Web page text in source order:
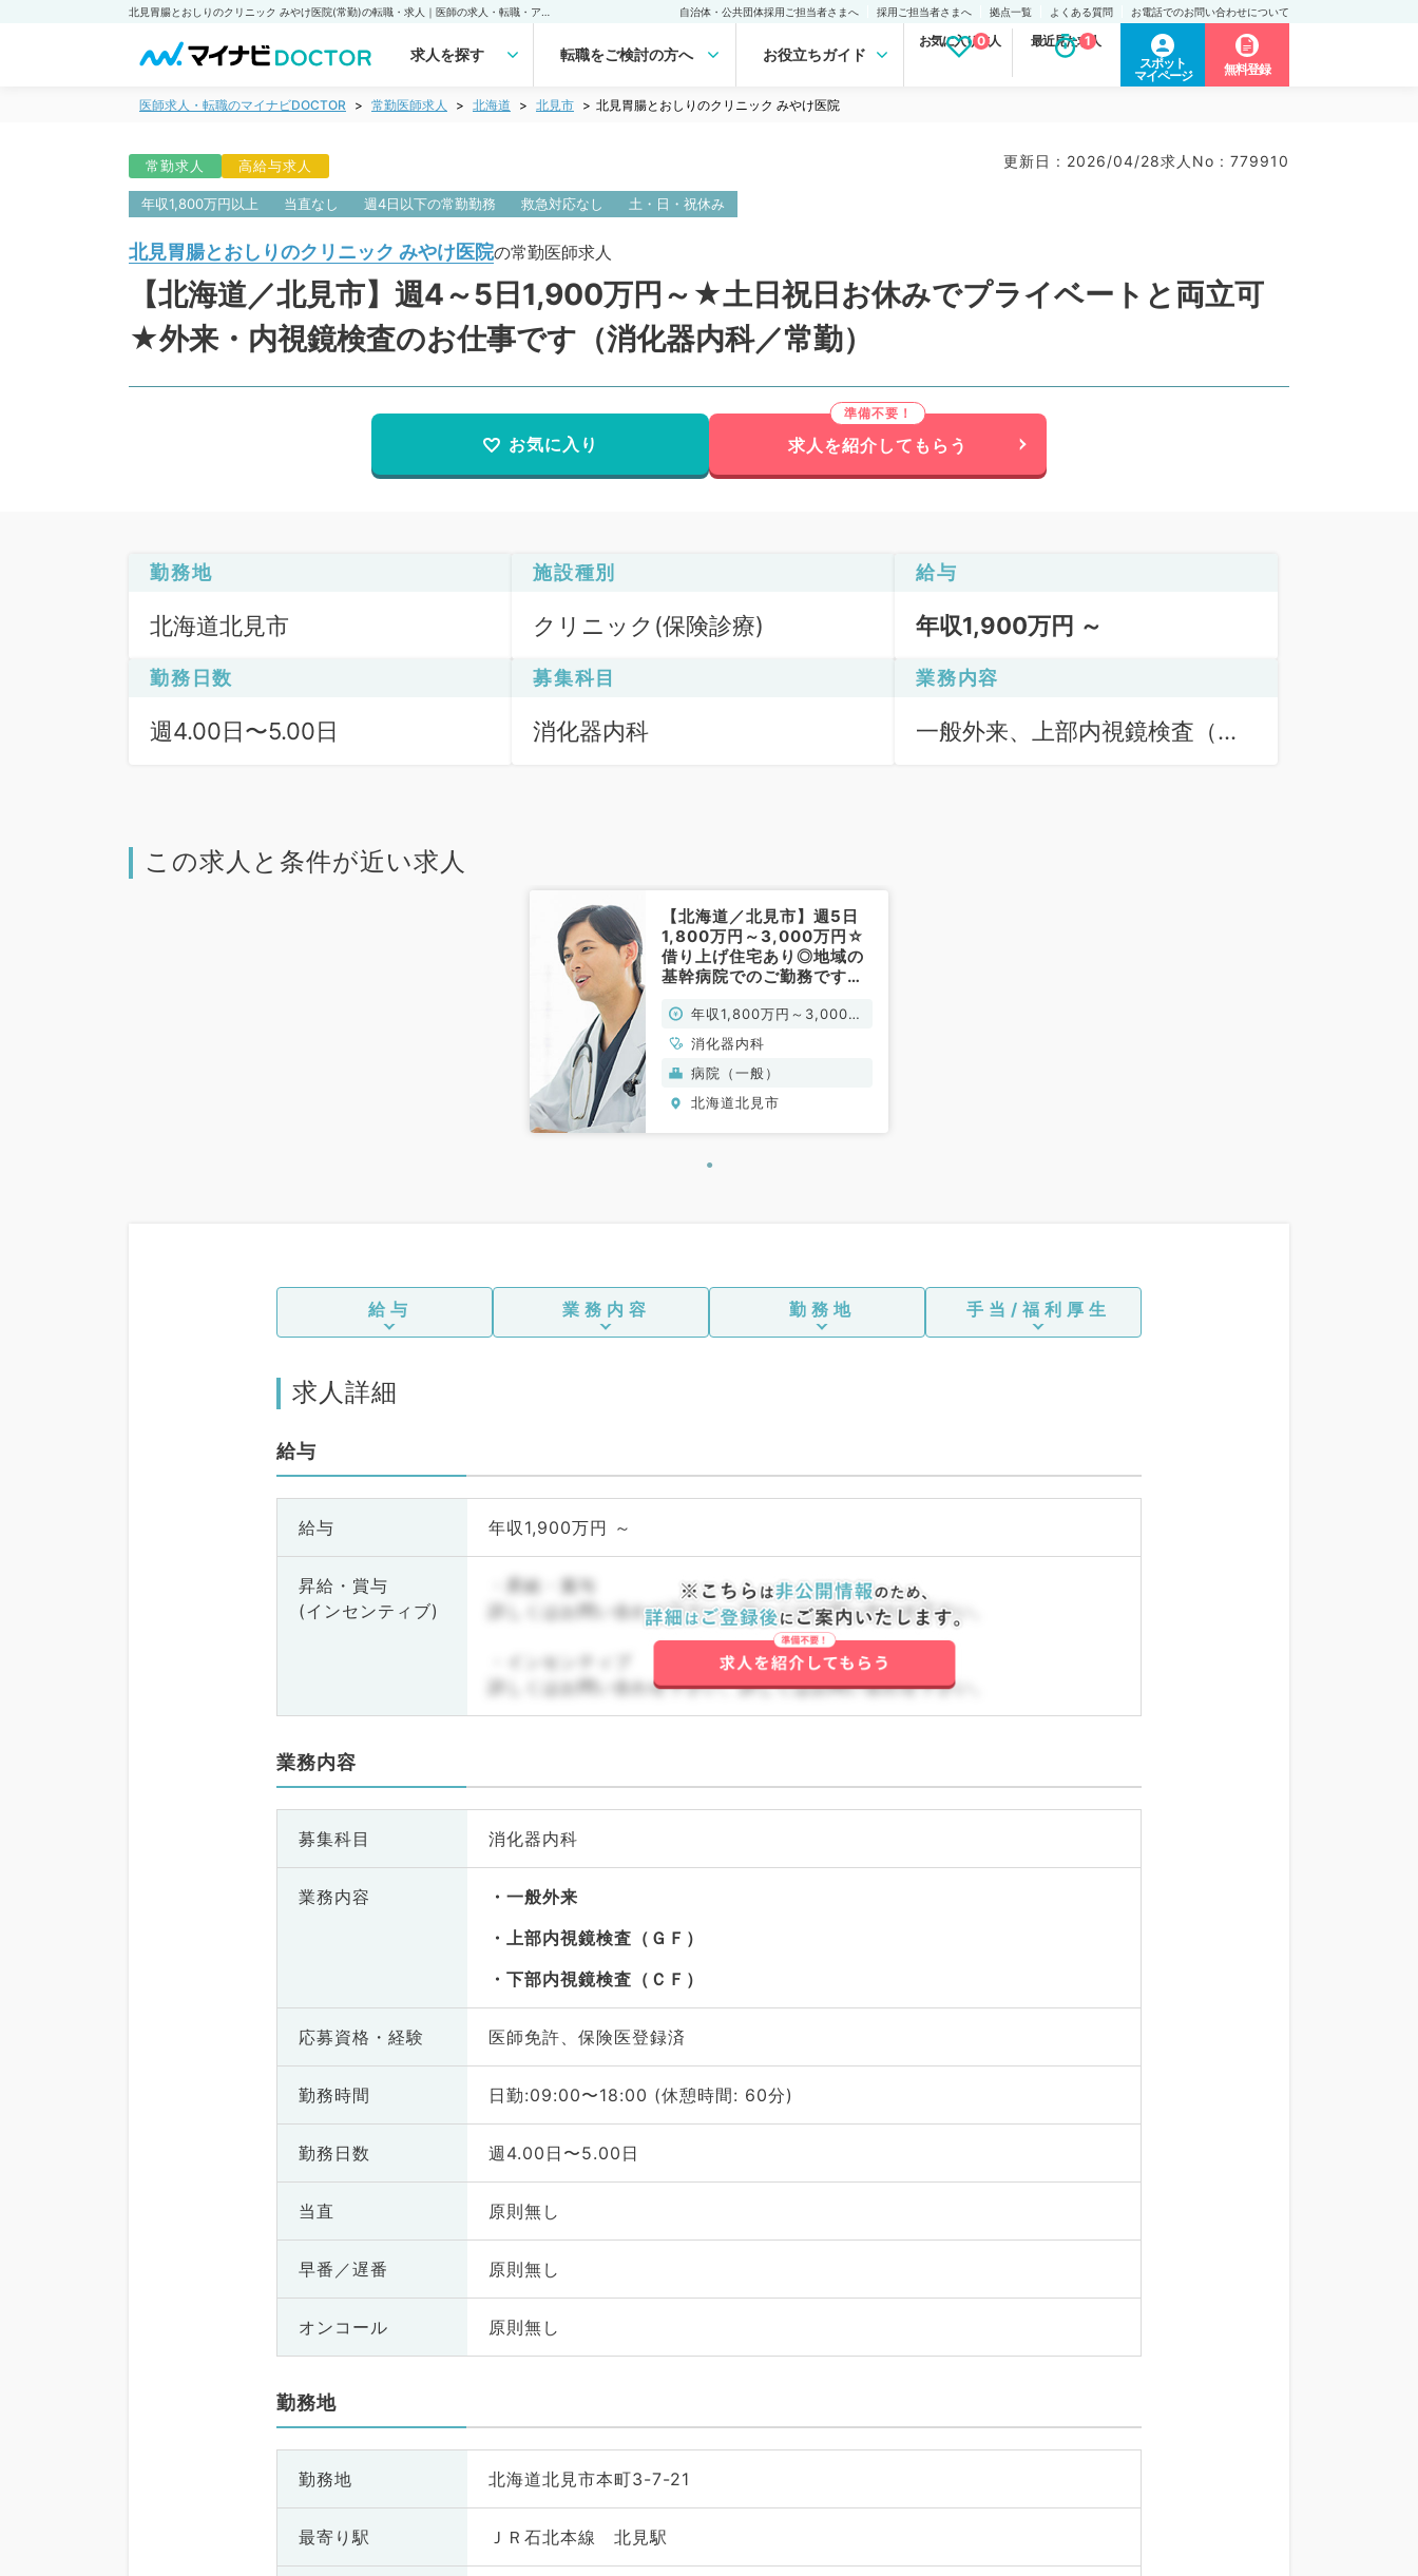
自治体・公共団体採用ご担当者さまへ 採用ご担当者さまへ 拠点一覧 よくある質問 お電話でのお問い合わせについて
求人を探す 転職をご検討の方へ お役立ちガイド
お気に入り求人
0 最近見た求人
1
スポット
マイページ
無料登録
医師求人・転職のマイナビDOCTOR 常勤医師求人 北海道 北見市 北見胃腸とおしりのクリニック みやけ医院
常勤求人 高給与求人 更新日 : 2026/04/28求人No : 779910
年収1,800万円以上 当直なし 週4日以下の常勤勤務 救急対応なし 土・日・祝休み
北見胃腸とおしりのクリニック みやけ医院の常勤医師求人
【北海道／北見市】週4～5日1,900万円～★土日祝日お休みでプライベートと両立可
★外来・内視鏡検査のお仕事です（消化器内科／常勤）
お気に入り 求人を紹介してもらう
勤務地
北海道北見市
施設種別
クリニック(保険診療)
給与
年収1,900万円 ～
勤務日数
週4.00日〜5.00日
募集科目
消化器内科
業務内容
一般外来、上部内視鏡検査（Ｇ
この求人と条件が近い求人
【北海道／北見市】週5日
1,800万円～3,000万円☆
借り上げ住宅あり◎地域の
基幹病院でのご勤務です！
年収1,800万円～3,000万
円
消化器内科
病院（一般）
北海道北見市
給与 業務内容 勤務地 手当/福利厚生
求人詳細
給与
給与 年収1,900万円 ～
昇給・賞与
(インセンティブ)
・昇給・賞与
詳しくはお問い合わせ下さい。詳しくはお問い合わせ下さい。
・インセンティブ
詳しくはお問い合わせ下さい。詳しくはお問い合わせ下さい。
業務内容
募集科目 消化器内科
業務内容
一般外来
上部内視鏡検査（ＧＦ）
下部内視鏡検査（ＣＦ）
応募資格・ 経験 医師免許、保険医登録済
勤務時間 日勤:09:00〜18:00 (休憩時間: 60分)
勤務日数 週4.00日〜5.00日
当直 原則無し
早番／遅番 原則無し
オンコール 原則無し
勤務地
勤務地 北海道北見市本町3-7-21
最寄り駅 ＪＲ石北本線 北見駅